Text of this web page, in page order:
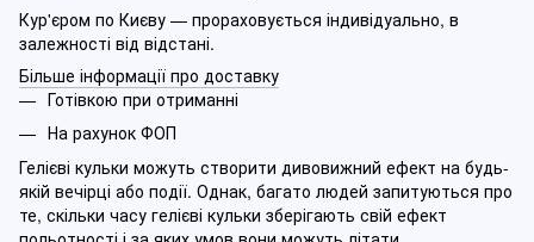
Кур'єром по Києву — прораховується індивідуально, в
залежності від відстані.
Більше інформації про доставку
Готівкою при отриманні
На рахунок ФОП
Гелієві кульки можуть створити дивовижний ефект на будь-
якій вечірці або події. Однак, багато людей запитуються про
те, скільки часу гелієві кульки зберігають свій ефект